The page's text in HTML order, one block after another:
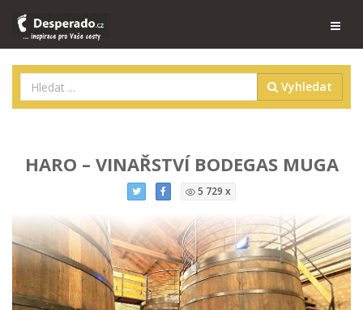
Vyhledat
HARO – VINAŘSTVÍ BODEGAS MUGA
5 729 x